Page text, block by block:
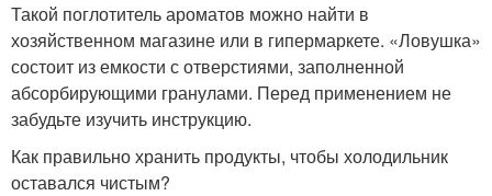
Такой поглотитель ароматов можно найти в
хозяйственном магазине или в гипермаркете. «Ловушка»
состоит из емкости с отверстиями, заполненной
абсорбирующими гранулами. Перед применением не
забудьте изучить инструкцию.
Как правильно хранить продукты, чтобы холодильник
оставался чистым?